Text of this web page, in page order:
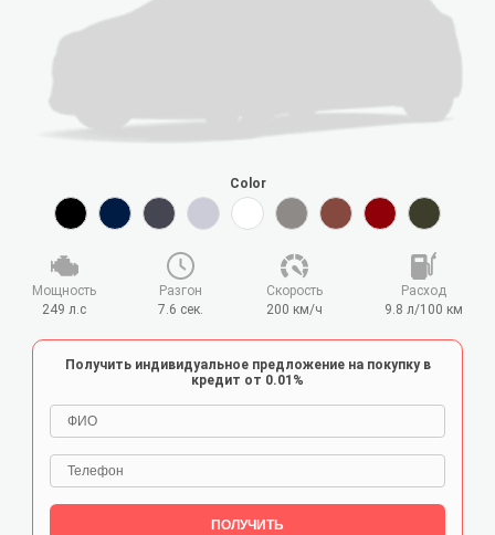
Мощность
249 л.с
Разгон
7.6 сек.
Cкорость
200 км/ч
Расход
9.8 л/100 км
Color
Получить индивидуальное предложение на покупку в
кредит от 0.01%
ПОЛУЧИТЬ